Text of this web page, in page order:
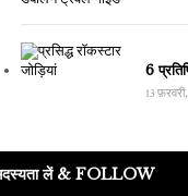
6
13
लें & FOLLOW